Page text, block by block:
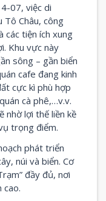
07, việc di
Tô Châu, công
các tiện ích xung
Khu vực này
sông – gần biển
cafe đang kinh
cực kì phù hợp
cà phê,…v.v.
nhờ lợi thế liền kề
trọng điểm.
phát triển
núi và biển. Cơ
đầy đủ, nơi
cao.